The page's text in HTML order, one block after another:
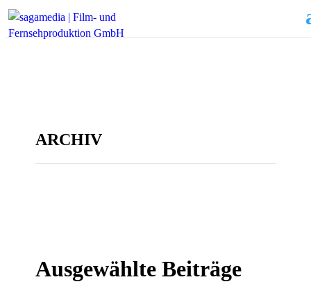
ARCHIV
Ausgewählte Beiträge